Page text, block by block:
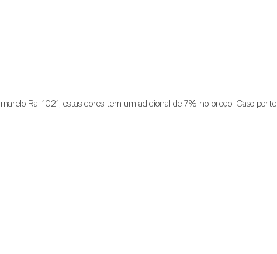
Ral 1021, estas cores tem um adicional de 7% no preço. Caso